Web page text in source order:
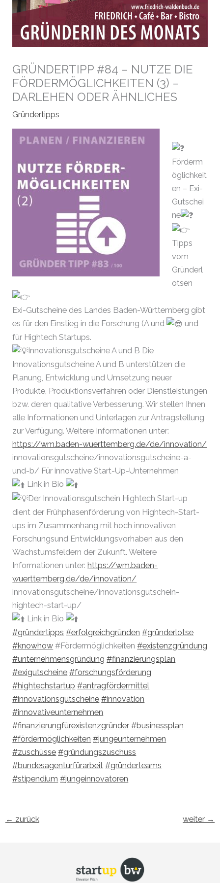
GRÜNDERTIPP #84 – NUTZE DIE
FÖRDERMÖGLICHKEITEN (3) –
DARLEHEN ODER ÄHNLICHES
Gründertipps
Förderm
öglichkeit
en – Exi-
Gutschei
ne
Tipps
vom
Gründerl
otsen
Exi-Gutscheine des Landes Baden-Württemberg gibt
es für den Einstieg in die Forschung (A und
und
für Hightech Startups.
Innovationsgutscheine A und B Die
Innovationsgutscheine A und B unterstützen die
Planung, Entwicklung und Umsetzung neuer
Produkte, Produktionsverfahren oder Dienstleistungen
bzw. deren qualitative Verbesserung. Wir stellen Ihnen
alle Informationen und Unterlagen zur Antragstellung
zur Verfügung. Weitere Informationen unter:
https://wm.baden-wuerttemberg.de/de/innovation/
innovationsgutscheine/innovationsgutscheine-a-
und-b/ Für innovative Start-Up-Unternehmen
Link in Bio
Der Innovationsgutschein Hightech Start-up
dient der Frühphasenförderung von Hightech-Start-
ups im Zusammenhang mit hoch innovativen
Forschungsund Entwicklungsvorhaben aus den
Wachstumsfeldern der Zukunft. Weitere
Informationen unter:https://wm.baden-
wuerttemberg.de/de/innovation/
innovationsgutscheine/innovationsgutschein-
hightech-start-up/
Link in Bio
#gründertipps #erfolgreichgründen #gründerlotse
#knowhow #Fördermöglichkeiten#existenzgründung
#unternehmensgründung #finanzierungsplan
#exigutscheine #forschungsförderung
#hightechstartup #antragfördermittel
#innovationsgutscheine #innovation
#innovativeunternehmen
#finanzierungfürexistenzgründer #businessplan
#fördermöglichkeiten #jungeunternehmen
#zuschüsse #gründungszuschuss
#bundesagenturfürarbeit #gründerteams
#stipendium #jungeinnovatoren
← zurück weiter →